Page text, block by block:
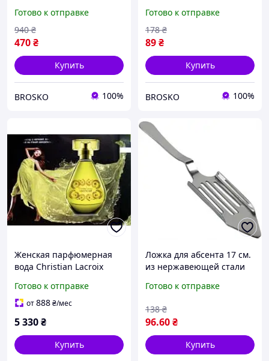
травами для
оригинального вкуса
Готово к отправке
470₴
940 ₴
Купить
BROSKO 100%
напитка в домашних
условиях с натуральными
экстрактами
Готово к отправке
89₴
178 ₴
Купить
BROSKO 100%
Женская парфюмерная
вода Christian Lacroix
Готово к отправке
от888₴/мес
5 330₴
Купить
Ложка для абсента 17 см.
из нержавеющей стали
Готово к отправке
96.60₴
138 ₴
Купить